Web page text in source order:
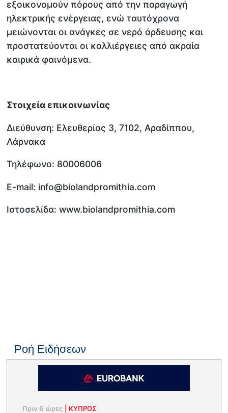
εξοικονομούν πόρους από την παραγωγή
ηλεκτρικής ενέργειας, ενώ ταυτόχρονα
μειώνονται οι ανάγκες σε νερό άρδευσης και
προστατεύονται οι καλλιέργειες από ακραία
καιρικά φαινόμενα.
Στοιχεία επικοινωνίας
Διεύθυνση: Ελευθερίας 3, 7102, Αραδίππου,
Λάρνακα
Τηλέφωνο: 80006006
​E-mail: info@biolandpromithia.com
Ιστοσελίδα: www.biolandpromithia.com
Ροή Ειδήσεων
Πριν 6 ώρες ΚΥΠΡΟΣ